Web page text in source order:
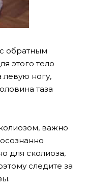
обратным
этого тело
левую ногу,
таза
важно
для сколиоза,
следите за